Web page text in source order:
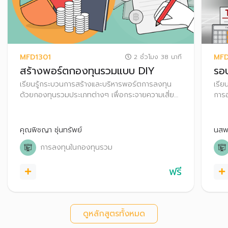
MFD1301 2 ชั่วโมง 38 นาที
สร้างพอร์ตกองทุนรวมแบบ DIY
เรียนรู้กระบวนการสร้างและบริหารพอร์ตการลงทุน
ด้วยกองทุนรวมประเภทต่างๆ เพื่อกระจายความเสี่ยง
คุณพิชญา ซุ่นทรัพย์
การลงทุนในกองทุนรวม
ฟรี
ร
เรี
กา
นส
ดูหลักสูตรทั้งหมด